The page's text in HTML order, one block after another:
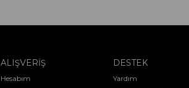
ALIŞVERİŞ
Hesabım
DESTEK
Yardım